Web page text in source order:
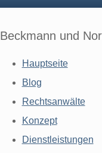
Beckmann und
Hauptseite
Blog
Rechtsanwälte
Konzept
Dienstleistungen